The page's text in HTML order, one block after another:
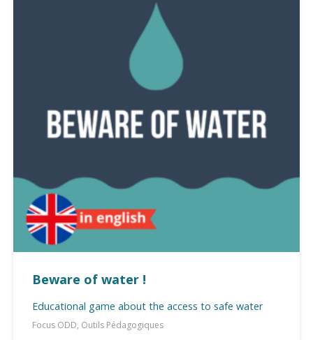
Beware of water !
Educational game about the access to safe water
Focus ODD, Outils Pédagogiques